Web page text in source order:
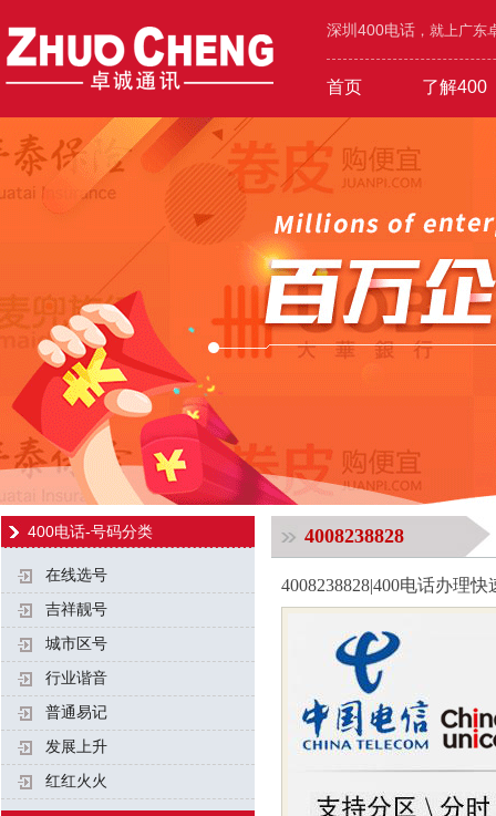
深圳400电话 ，就上广
首页 了解400
400价值600元年套餐
工业/环保/能源 机械/设备/五金
400电话-号码分类
在线选号
吉祥靓号
城市区号
行业谐音
普通易记
发展上升
红红火火
4008238828
4008238828|400电话办理